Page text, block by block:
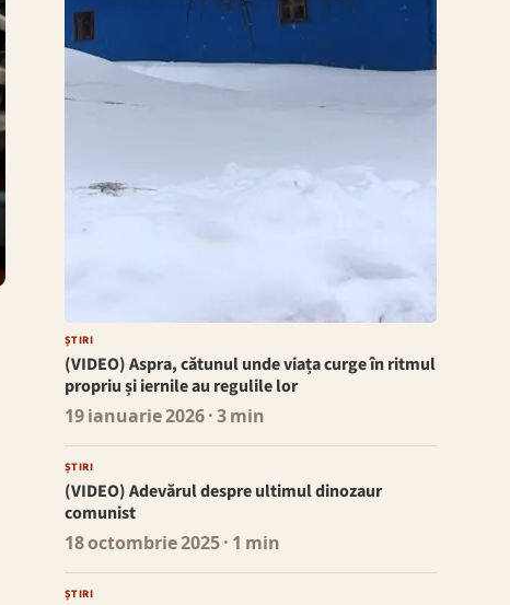
ȘTIRI
(VIDEO) Aspra, cătunul unde viața curge în ritmul
propriu și iernile au regulile lor
19 ianuarie 2026· 3 min
ȘTIRI
(VIDEO) Adevărul despre ultimul dinozaur
comunist
18 octombrie 2025· 1 min
ȘTIRI